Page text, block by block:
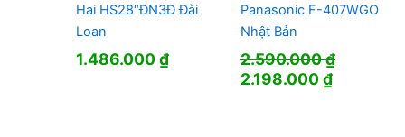
Hai HS28″ĐN3Đ Đài
Loan
1.486.000₫
Panasonic F-407WGO
Nhật Bản
2.590.000₫
Giá
2.198.000₫Giá